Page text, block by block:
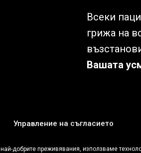
Управление на съгласието
добрите преживявания, използваме
Всеки
грижа на
Вашата